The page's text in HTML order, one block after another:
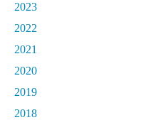
2023
2022
2021
2020
2019
2018